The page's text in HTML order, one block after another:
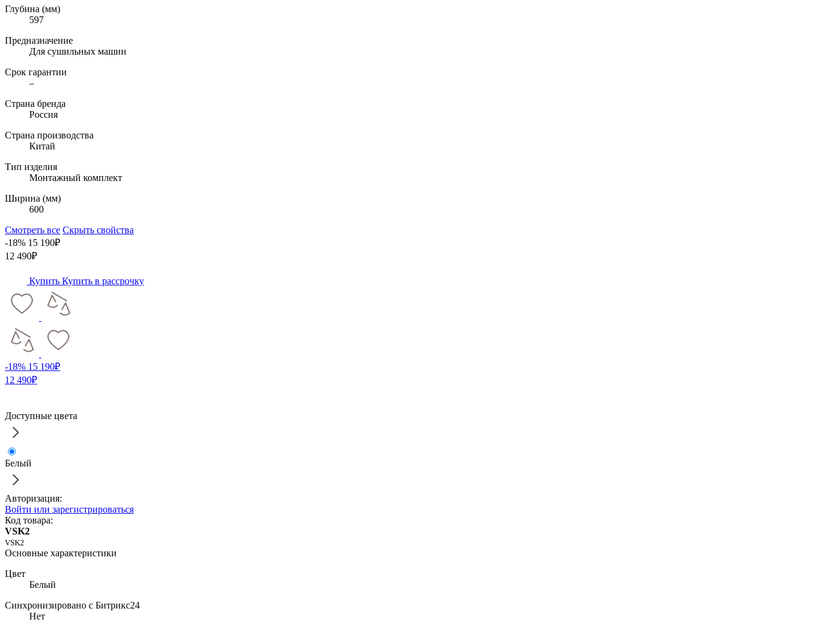
Глубина (мм)
597
Предназначение
Для сушильных машин
Срок гарантии
–
Страна бренда
Россия
Страна производства
Китай
Тип изделия
Монтажный комплект
Ширина (мм)
600
Смотреть все Скрыть свойства
-18% 15 190₽
12 490₽
Купить Купить в рассрочку
-18% 15 190₽
12 490₽
Доступные цвета
Белый
Авторизация:
Войти или зарегистрироваться
Код товара:
VSK2
VSK2
Основные характеристики
Цвет
Белый
Синхронизировано с Битрикс24
Нет